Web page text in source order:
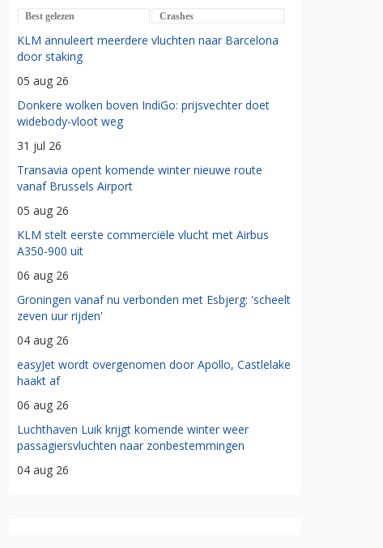
Best gelezen Crashes
KLM annuleert meerdere vluchten naar Barcelona
door staking
05 aug 26
Donkere wolken boven IndiGo: prijsvechter doet
widebody-vloot weg
31 jul 26
Transavia opent komende winter nieuwe route
vanaf Brussels Airport
05 aug 26
KLM stelt eerste commerciële vlucht met Airbus
A350-900 uit
06 aug 26
Groningen vanaf nu verbonden met Esbjerg: 'scheelt
zeven uur rijden'
04 aug 26
easyJet wordt overgenomen door Apollo, Castlelake
haakt af
06 aug 26
Luchthaven Luik krijgt komende winter weer
passagiersvluchten naar zonbestemmingen
04 aug 26